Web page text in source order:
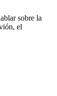
sobre la
el